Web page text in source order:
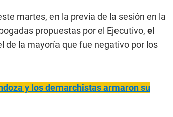
martes, en la previa de la sesión en la
propuestas por el Ejecutivo, el
de la mayoría que fue negativo por los
y los demarchistas armaron su